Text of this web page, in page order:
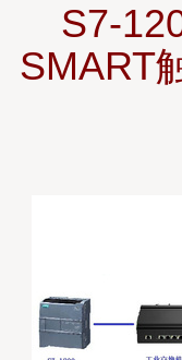
S7-
SMART